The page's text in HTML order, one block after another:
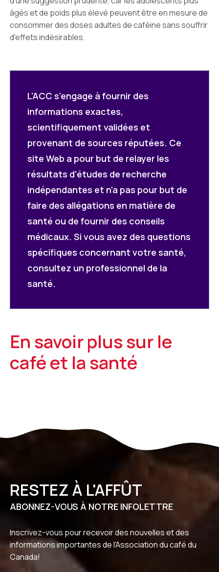
âgés et de poids plus élevé peuvent être en mesure de
consommer des doses adultes de caféine sans souffrir
d'effets indésirables.
L'ACC s'engage à fournir des
informations exactes,
scientifiquement validées et
provenant de sources réputées. Ce
site Web a pour but de relayer les
résultats d'études de recherche
indépendantes et n'a pas pour but de
faire des allégations en matière de
santé ou de fournir des conseils
médicaux. Si vous avez des questions
spécifiques concernant votre santé,
consultez un professionnel de la
santé.
En savoir plus sur le
café et la santé
RESTEZ À L'AFFÛT
ABONNEZ-VOUS À NOTRE INFOLETTRE
Inscrivez-vous pour recevoir des nouvelles et des
informations importantes de l'Association du café du
Canada!